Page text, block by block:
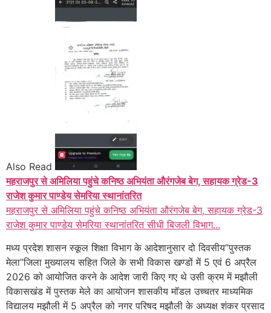
Also Read
महराजपुर से अमिलिया पहुंचे कनिष्ठ अभियंता औरंगजेब बेग, सहायक ग्रेड-3
राजेश कुमार पाण्डेय सेमरिया स्थानांतरित
महराजपुर से अमिलिया पहुंचे कनिष्ठ अभियंता औरंगजेब बेग, सहायक ग्रेड-3
राजेश कुमार पाण्डेय सेमरिया स्थानांतरित सीधी बिजली विभाग...
मध्य प्रदेश शासन स्कूल शिक्षा विभाग के आदेशानुसार दो दिवसीय”पुस्तक
मेला”जिला मुख्यालय सहित जिले के सभी विकास खण्डों में 5 एवं 6 अप्रैल
2026 को आयोजित करने के आदेश जारी किए गए थे उसी क्रम में मझौली
विकासखंड में पुस्तक मेले का आयोजन शासकीय मॉडल उच्चतर माध्यमिक
विद्यालय मझौली में 5 अप्रैल को नगर परिषद मझौली के अध्यक्ष शंकर प्रसाद